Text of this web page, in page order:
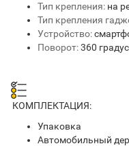
Тип крепления: на
Тип крепления
Устройство:
Поворот:360
КОМПЛЕКТАЦИЯ:
Упаковка
Автомобильный